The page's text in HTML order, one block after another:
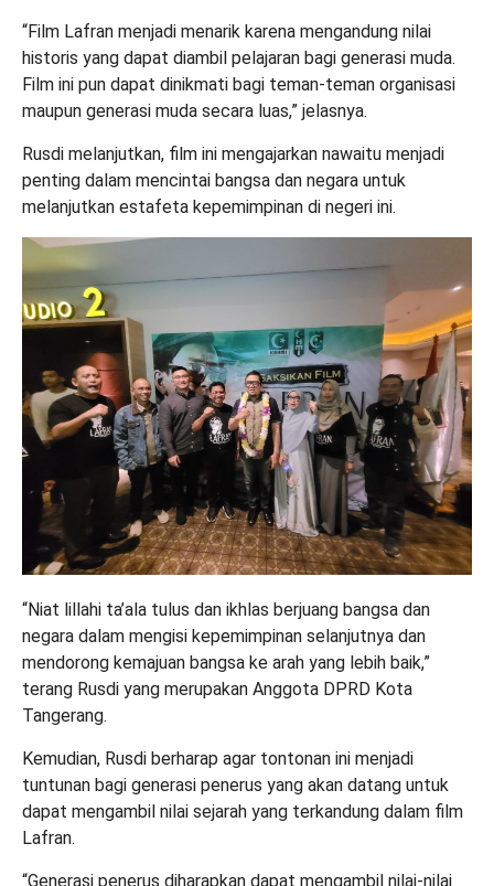
“Film Lafran menjadi menarik karena mengandung nilai
historis yang dapat diambil pelajaran bagi generasi muda.
Film ini pun dapat dinikmati bagi teman-teman organisasi
maupun generasi muda secara luas,” jelasnya.
Rusdi melanjutkan, film ini mengajarkan nawaitu menjadi
penting dalam mencintai bangsa dan negara untuk
melanjutkan estafeta kepemimpinan di negeri ini.
“Niat lillahi ta’ala tulus dan ikhlas berjuang bangsa dan
negara dalam mengisi kepemimpinan selanjutnya dan
mendorong kemajuan bangsa ke arah yang lebih baik,”
terang Rusdi yang merupakan Anggota DPRD Kota
Tangerang.
Kemudian, Rusdi berharap agar tontonan ini menjadi
tuntunan bagi generasi penerus yang akan datang untuk
dapat mengambil nilai sejarah yang terkandung dalam film
Lafran.
“Generasi penerus diharapkan dapat mengambil nilai-nilai